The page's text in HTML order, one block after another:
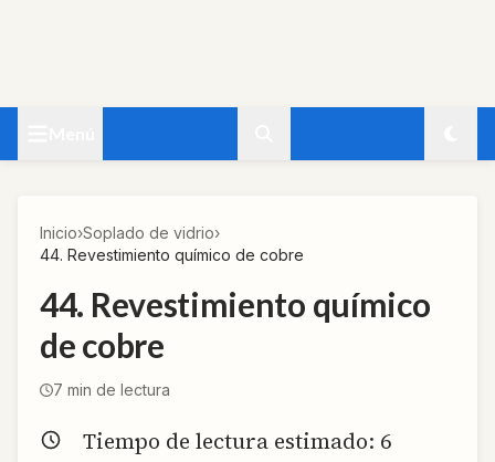
Inicio›Soplado de vidrio›
44. Revestimiento químico de cobre
44. Revestimiento químico
de cobre
7 min de lectura
Tiempo de lectura estimado: 6